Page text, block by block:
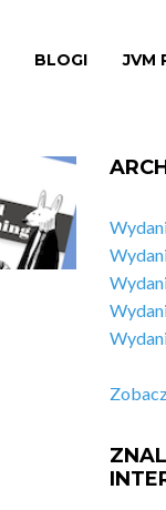
BLOGI JVM